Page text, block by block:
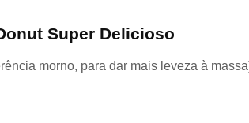
Super Delicioso
morno, para dar mais leveza à